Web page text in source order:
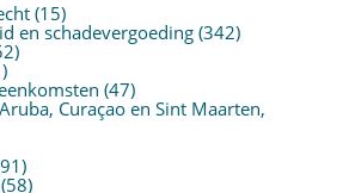
(15)
en schadevergoeding(342)
(47)
Curaçao en Sint Maarten,